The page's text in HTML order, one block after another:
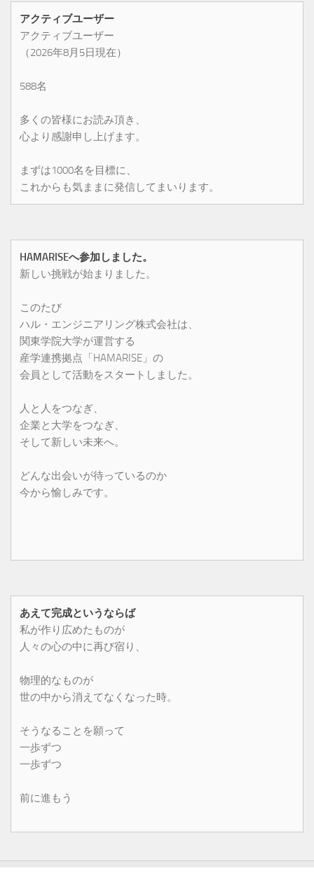
アクティブユーザー
アクティブユーザー
（2026年8月5日現在）
588名
多くの皆様にお読み頂き、
心より感謝申し上げます。
まずは1000名を目標に、
これからも気ままに発信してまいります。
HAMARISEへ参加しました。
新しい挑戦が始まりました。
このたび
ハル・エンジニアリング株式会社は、
関東学院大学が運営する
産学連携拠点「HAMARISE」の
会員として活動をスタートしました。
人と人をつなぎ、
企業と大学をつなぎ、
そして新しい未来へ。
どんな出会いが待っているのか
今から愉しみです。
あえて完成というならば
私が作り広めたものが
人々の心の中に再び宿り、
物理的なものが
世の中から消えてなくなった時。
そうなることを願って
一歩ずつ
一歩ずつ
前に進もう